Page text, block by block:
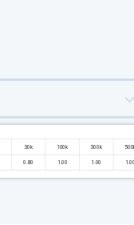
30k 100k 300k
0.80 1.00 1.00